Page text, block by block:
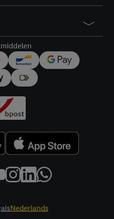
Nederlands
à tout moment avec effet
ici.